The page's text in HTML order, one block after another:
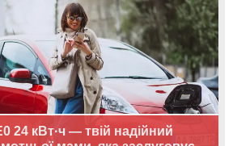
24 кВт·ч — твій надійний